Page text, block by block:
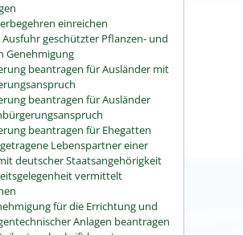
einreichen
Ausfuhr geschützter Pflanzen- und
Genehmigung
beantragen für Ausländer mit
beantragen für Ausländer
beantragen für Ehegatten
Lebenspartner einer
deutscher Staatsangehörigkeit
vermittelt
für die Errichtung und
Anlagen beantragen